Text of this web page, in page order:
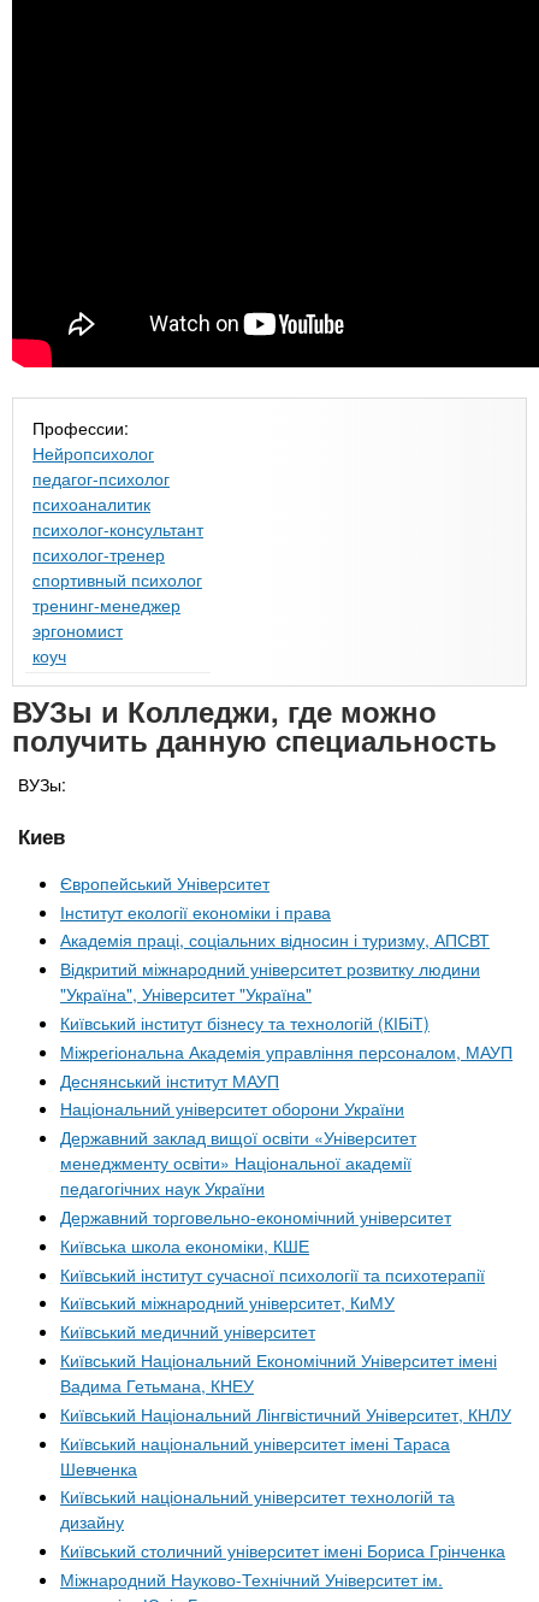
Профессии:
Нейропсихолог
педагог-психолог
психоаналитик
психолог-консультант
психолог-тренер
спортивный психолог
тренинг-менеджер
эргономист
коуч
ВУЗы и Колледжи, где можно
получить данную специальность
ВУЗы:
Киев
Європейський Університет
Інститут екології економіки і права
Академія праці, соціальних відносин і туризму, АПСВТ
Відкритий міжнародний університет розвитку людини
"Україна", Університет "Україна"
Київський інститут бізнесу та технологій (КІБіТ)
Міжрегіональна Академія управління персоналом, МАУП
Деснянський інститут МАУП
Національний університет оборони України
Державний заклад вищої освіти «Університет
менеджменту освіти» Національної академії
педагогічних наук України
Державний торговельно-економічний університет
Київська школа економіки, КШЕ
Київський інститут сучасної психології та психотерапії
Київський міжнародний університет, КиМУ
Київський медичний університет
Київський Національний Економічний Університет імені
Вадима Гетьмана, КНЕУ
Київський Національний Лінгвістичний Університет, КНЛУ
Київський національний університет імені Тараса
Шевченка
Київський національний університет технологій та
дизайну
Київський столичний університет імені Бориса Грінченка
Міжнародний Науково-Технічний Університет ім.